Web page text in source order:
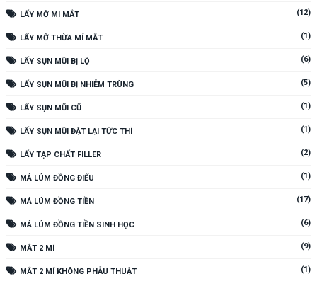
LẤY MỠ MI MẮT (12)
LẤY MỠ THỪA MÍ MẮT (1)
LẤY SỤN MŨI BỊ LỘ (6)
LẤY SỤN MŨI BỊ NHIỄM TRÙNG (5)
LẤY SỤN MŨI CŨ (1)
LẤY SỤN MŨI ĐẶT LẠI TỨC THÌ (1)
LẤY TẠP CHẤT FILLER (2)
MÁ LÚM ĐỒNG ĐIẾU (1)
MÁ LÚM ĐỒNG TIỀN (17)
MÁ LÚM ĐỒNG TIỀN SINH HỌC (6)
MẮT 2 MÍ (9)
MẮT 2 MÍ KHÔNG PHẪU THUẬT (1)